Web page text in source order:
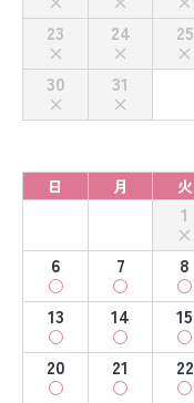
23
24 25
30
31
日 月 火
1
6
7 8
13
14 15
20
21 22